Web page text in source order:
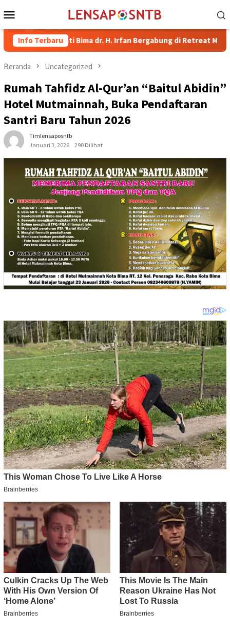
ke
Mobile
Info Terbaru
Bupati Bima dr. H. Irfan Bergabung di Retreat Magelang
Beranda Uncategorized
Rumah Tahfidz Al-Qur’an “Baitul Abidin”
Hotel Mutmainnah, Buka Pendaftaran
Santri Baru Tahun 2026
Timlensaposntb
Januari 3, 2026
290 Dilihat